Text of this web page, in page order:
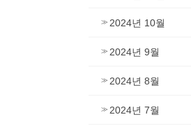
2024년 10월
2024년 9월
2024년 8월
2024년 7월